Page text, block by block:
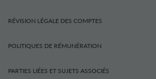
RÉVISION LÉGALE DES COMPTES
POLITIQUES DE RÉMUNÉRATION
PARTIES LIÉES ET SUJETS ASSOCIÉS